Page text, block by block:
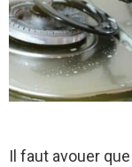
Il faut avouer que